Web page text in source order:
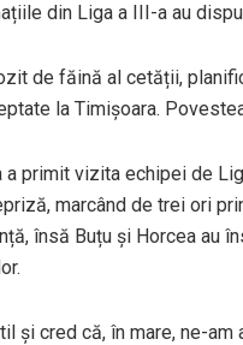
din Liga a III-a au
de făină al cetății,
la Timișoara.
a primit vizita echipei de
marcând de trei ori
însă Buțu și Horcea au
și cred că, în mare, ne-